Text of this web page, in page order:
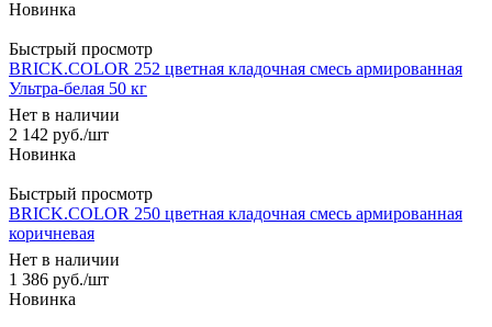
Быстрый просмотр
BRICK.COLOR 252 цветная кладочная смесь армированная
Ультра-белая 50 кг
Нет в наличии
2 142 руб./шт
Быстрый просмотр
BRICK.COLOR 250 цветная кладочная смесь армированная
коричневая
Нет в наличии
1 386 руб./шт